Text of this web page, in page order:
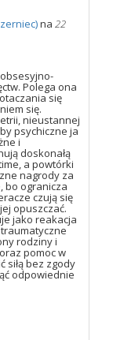
na 22
Polega ona
się
się.
nieustannej
psychiczne ja
i
doskonałą
a powtórki
nagrody za
bo ogranicza
czują się
opuszczać.
jako reakacja
rodziny i
pomoc w
siłą bez zgody
odpowiednie